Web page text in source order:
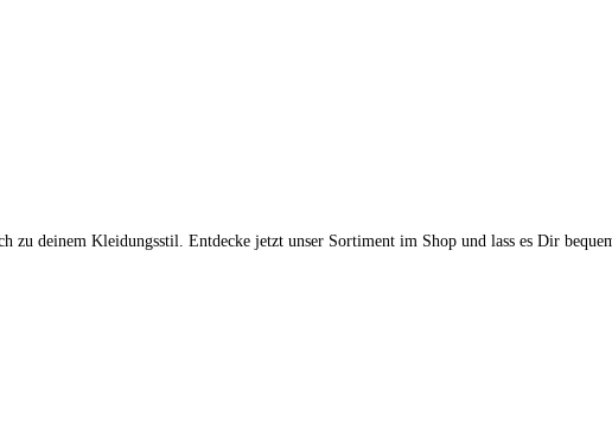
zu deinem Kleidungsstil. Entdecke jetzt unser Sortiment im Shop und lass es Dir